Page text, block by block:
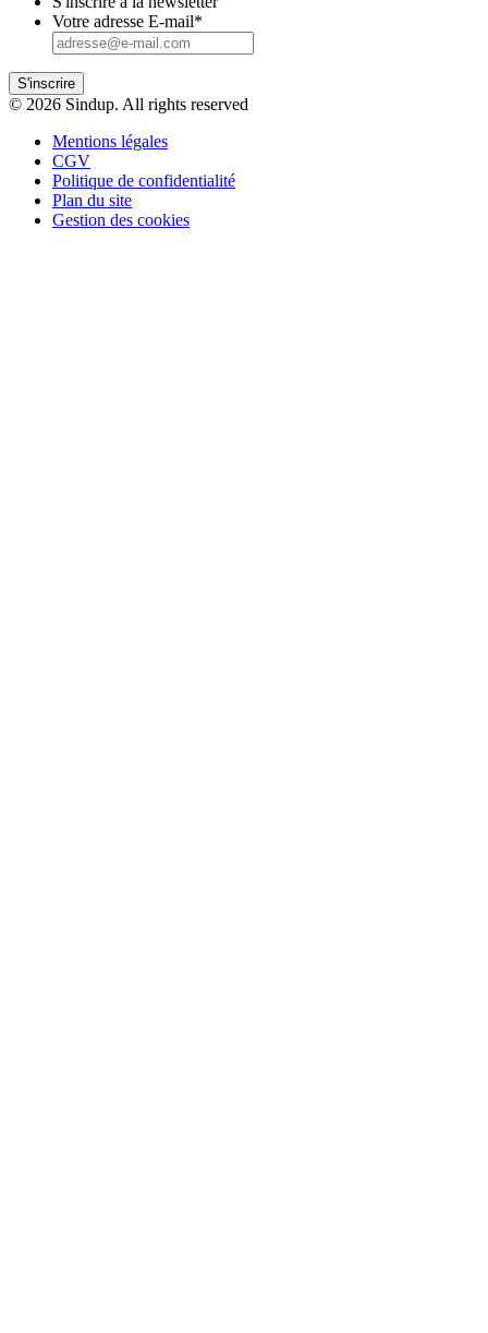
Votre adresse E-mail*
S'inscrire
© 2026 Sindup. All rights reserved
Mentions légales
CGV
Politique de confidentialité
Plan du site
Gestion des cookies